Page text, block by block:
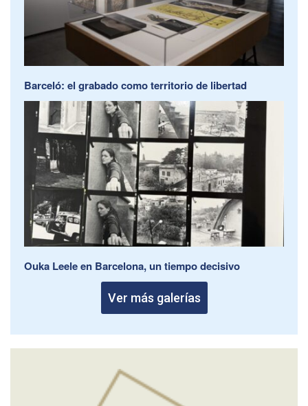
Barceló: el grabado como territorio de libertad
Ouka Leele en Barcelona, un tiempo decisivo
Ver más galerías